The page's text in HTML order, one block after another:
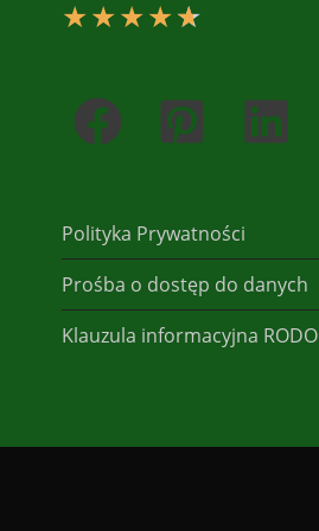
★★★★★
Polityka Prywatności
Prośba o dostęp do danych
Klauzula informacyjna RODO